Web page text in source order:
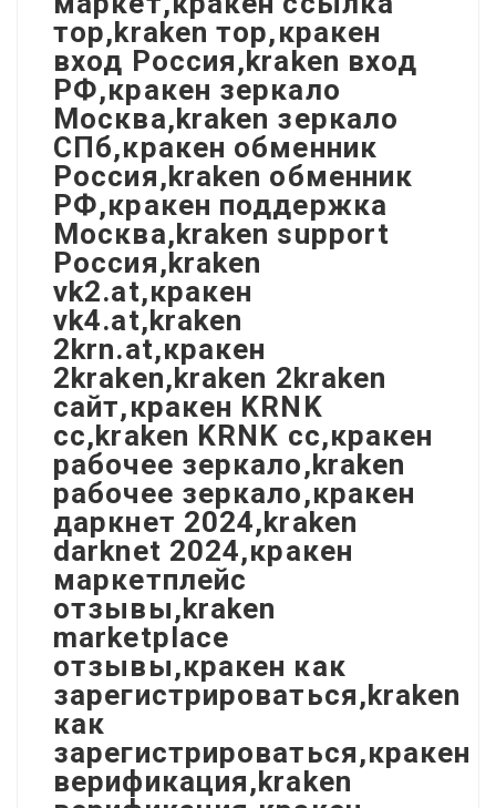
тор,kraken тор,кракен
вход Россия,kraken вход
РФ,кракен зеркало
Москва,kraken зеркало
СПб,кракен обменник
Россия,kraken обменник
РФ,кракен поддержка
Москва,kraken support
Россия,kraken
vk2.at,кракен
vk4.at,kraken
2krn.at,кракен
2kraken,kraken 2kraken
сайт,кракен KRNK
cc,kraken KRNK cc,кракен
рабочее зеркало,kraken
рабочее зеркало,кракен
даркнет 2024,kraken
darknet 2024,кракен
маркетплейс
отзывы,kraken
marketplace
отзывы,кракен как
зарегистрироваться,kraken
как
зарегистрироваться,кракен
верификация,kraken